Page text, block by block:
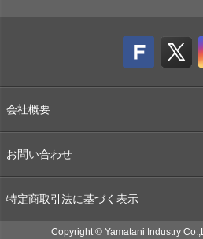
会社概要
お問い合わせ
特定商取引法に基づく表示
Copyright © Yamatani Industry